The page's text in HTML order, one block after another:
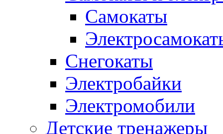
Самокаты
Снегокаты
Электробайки
Электромобили
Детские тренажеры